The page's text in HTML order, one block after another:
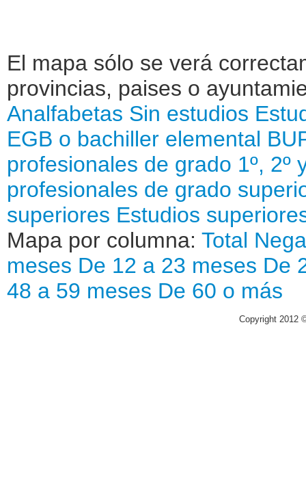
El mapa sólo se verá
provincias, paises o
Analfabetas Sin estudios
EGB o bachiller elemental
profesionales de grado 1º, 2º
profesionales de grado
superiores Estudios
Mapa por columna: Total
meses De 12 a 23 meses De
48 a 59 meses De 60 o más
Copyright 2012